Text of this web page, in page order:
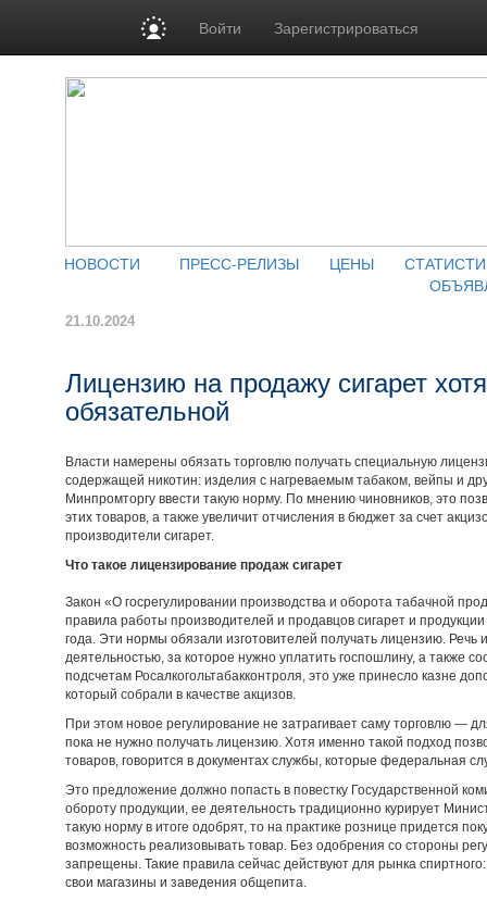
Войти Зарегистрироваться
НОВОСТИ ПРЕСС-РЕЛИЗЫ ЦЕНЫ
21.10.2024
Лицензию на продажу сигарет
обязательной
Власти намерены обязать торговлю получать специальную
содержащей никотин: изделия с нагреваемым табаком, вейпы и
Минпромторгу ввести такую норму. По мнению чиновников, это
этих товаров, а также увеличит отчисления в бюджет за счет
производители сигарет.
Что такое лицензирование продаж сигарет
Закон «О госрегулировании производства и оборота табачной
правила работы производителей и продавцов сигарет и
года. Эти нормы обязали изготовителей получать лицензию. Речь
деятельностью, за которое нужно уплатить госпошлину, а также
подсчетам Росалкогольтабакконтроля, это уже принесло казне
который собрали в качестве акцизов.
При этом новое регулирование не затрагивает саму торговлю —
пока не нужно получать лицензию. Хотя именно такой подход
товаров, говорится в документах службы, которые федеральная
Это предложение должно попасть в повестку Государственной
обороту продукции, ее деятельность традиционно курирует
такую норму в итоге одобрят, то на практике рознице придется
возможность реализовывать товар. Без одобрения со стороны
запрещены. Такие правила сейчас действуют для рынка
свои магазины и заведения общепита.